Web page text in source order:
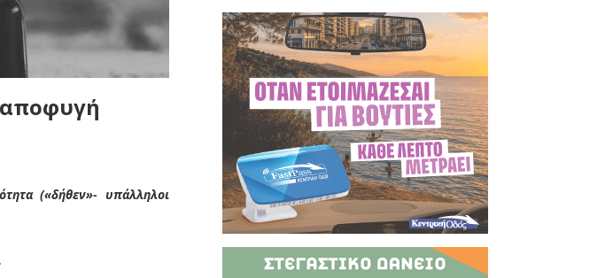
αποφυγή
(«δήθεν»- υπάλληλοι